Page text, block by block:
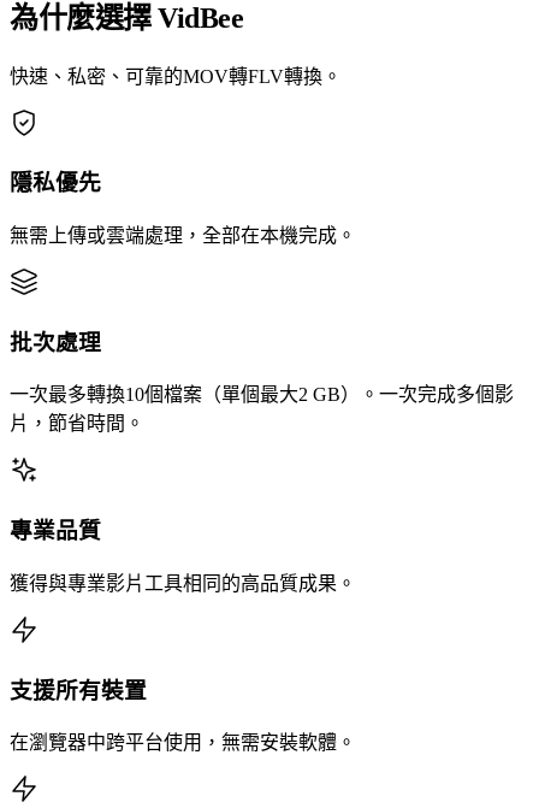
為什麼選擇 VidBee
快速、私密、可靠的MOV轉FLV轉換。
隱私優先
無需上傳或雲端處理，全部在本機完成。
批次處理
一次最多轉換10個檔案（單個最大2 GB）。一次完成多個影
片，節省時間。
專業品質
獲得與專業影片工具相同的高品質成果。
支援所有裝置
在瀏覽器中跨平台使用，無需安裝軟體。